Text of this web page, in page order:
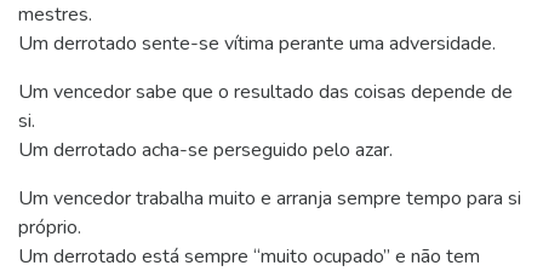
mestres.
Um derrotado sente-se vítima perante uma adversidade.
Um vencedor sabe que o resultado das coisas depende de
si.
Um derrotado acha-se perseguido pelo azar.
Um vencedor trabalha muito e arranja sempre tempo para si
próprio.
Um derrotado está sempre “muito ocupado” e não tem